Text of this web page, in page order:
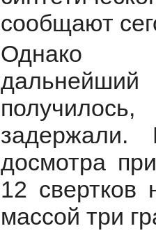
сообщают
Однако
досмотра
12 свертков
массой три